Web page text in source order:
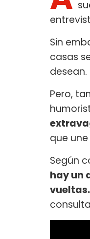
Sin
casas
desean.
Pero,
que
Según
hay un
vueltas.